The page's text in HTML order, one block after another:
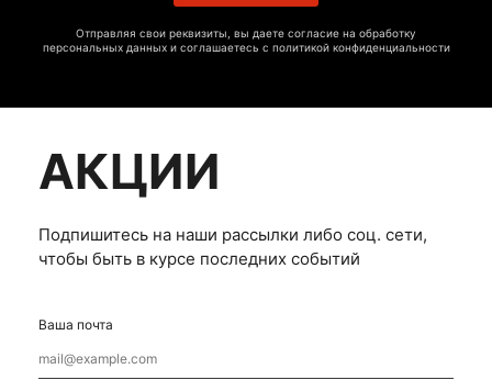
Отправляя свои реквизиты, вы даете согласие на обработку
персональных данных и соглашаетесь с политикой конфиденциальности
АКЦИИ
Подпишитесь на наши рассылки либо соц. сети,
чтобы быть в курсе последних событий
Ваша почта